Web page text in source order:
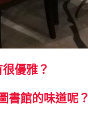
優雅？
書館的味道呢？